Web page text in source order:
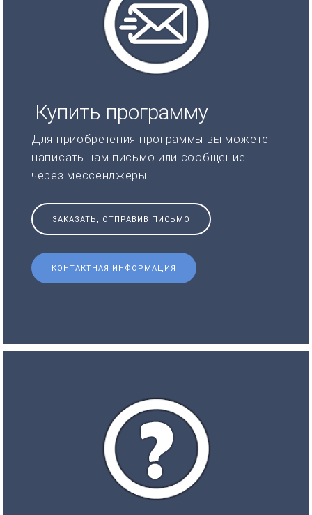
Купить программу
Для приобретения программы вы можете
написать нам письмо или сообщение
через мессенджеры
ЗАКАЗАТЬ, ОТПРАВИВ ПИСЬМО
КОНТАКТНАЯ ИНФОРМАЦИЯ